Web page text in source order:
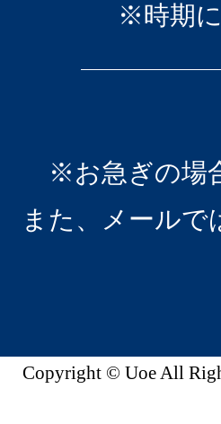
※時期
※お急ぎの場
また、メール
Copyright © Uoe All